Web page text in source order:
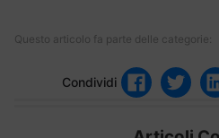
Questo articolo fa parte delle categorie:
Condividi